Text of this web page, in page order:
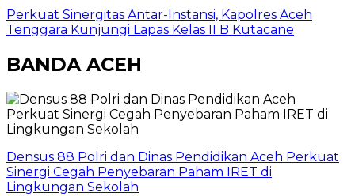
Perkuat Sinergitas Antar-Instansi, Kapolres Aceh
Tenggara Kunjungi Lapas Kelas II B Kutacane
BANDA ACEH
Densus 88 Polri dan Dinas Pendidikan Aceh Perkuat
Sinergi Cegah Penyebaran Paham IRET di
Lingkungan Sekolah